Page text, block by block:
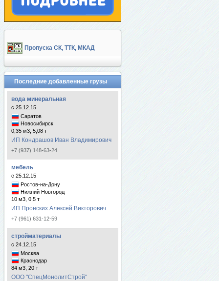
Пропуска СК, ТТК, МКАД
Последние добавленные грузы
вода минеральная
с 25.12.15
Саратов
Новосибирск
0,35 м3, 5,08 т
ИП Кондрашов Иван Владимирович
+7 (937) 148-63-24
мебель
с 25.12.15
Ростов-на-Дону
Нижний Новгород
10 м3, 0,5 т
ИП Пронских Алексей Викторович
+7 (961) 631-12-59
стройматериалы
с 24.12.15
Москва
Краснодар
84 м3, 20 т
ООО "СпецМонолитСтрой"